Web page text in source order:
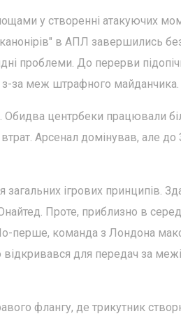
у створенні атакуючих
в АПЛ завершились
проблеми. До перерви
з-за меж штрафного майданчика.
Обидва центрбеки працювали
Арсенал домінував, але до
ігрових принципів.
Проте, приблизно в
перше, команда з Лондона
для передач за
флангу, де трикутник